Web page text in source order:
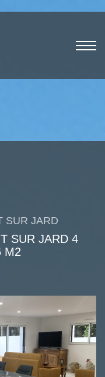
SUR JARD
SUR JARD 4
M2